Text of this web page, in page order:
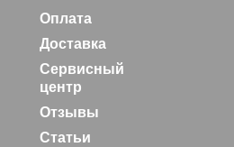
Оплата
Доставка
Сервисный
центр
Отзывы
Статьи